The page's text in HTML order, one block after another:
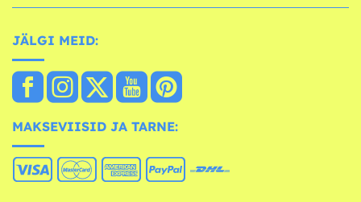
JÄLGI MEID:
MAKSEVIISID JA TARNE: